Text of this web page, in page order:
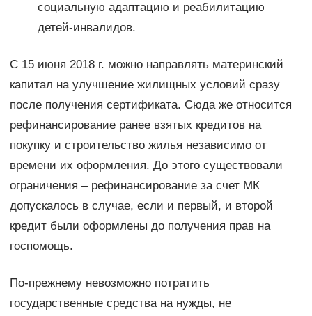
социальную адаптацию и реабилитацию
детей-инвалидов.
С 15 июня 2018 г. можно направлять материнский
капитал на улучшение жилищных условий сразу
после получения сертификата. Сюда же относится
рефинансирование ранее взятых кредитов на
покупку и строительство жилья независимо от
времени их оформления. До этого существовали
ограничения – рефинансирование за счет МК
допускалось в случае, если и первый, и второй
кредит были оформлены до получения прав на
госпомощь.
По-прежнему невозможно потратить
государственные средства на нужды, не